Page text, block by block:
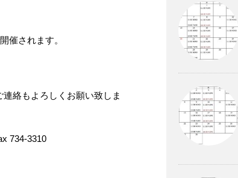
催されます。
絡もよろしくお願い致しま
734-3310